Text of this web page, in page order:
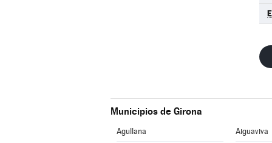
Municipios de Girona
Agullana Aiguaviva